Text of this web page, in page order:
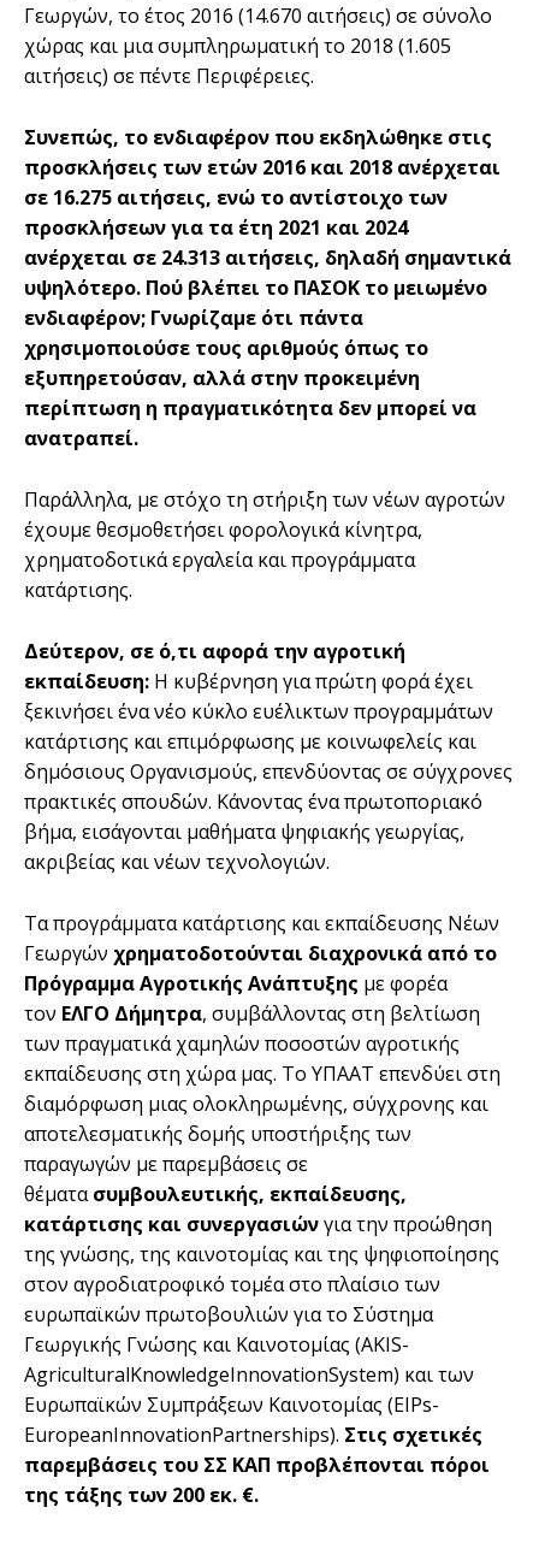
Γεωργών, το έτος 2016 (14.670 αιτήσεις) σε σύνολο
χώρας και μια συμπληρωματική το 2018 (1.605
αιτήσεις) σε πέντε Περιφέρειες.
Συνεπώς, το ενδιαφέρον που εκδηλώθηκε στις
προσκλήσεις των ετών 2016 και 2018 ανέρχεται
σε 16.275 αιτήσεις, ενώ το αντίστοιχο των
προσκλήσεων για τα έτη 2021 και 2024
ανέρχεται σε 24.313 αιτήσεις, δηλαδή σημαντικά
υψηλότερο. Πού βλέπει το ΠΑΣΟΚ το μειωμένο
ενδιαφέρον; Γνωρίζαμε ότι πάντα
χρησιμοποιούσε τους αριθμούς όπως το
εξυπηρετούσαν, αλλά στην προκειμένη
περίπτωση η πραγματικότητα δεν μπορεί να
ανατραπεί.
Παράλληλα, με στόχο τη στήριξη των νέων αγροτών
έχουμε θεσμοθετήσει φορολογικά κίνητρα,
χρηματοδοτικά εργαλεία και προγράμματα
κατάρτισης.
Δεύτερον, σε ό,τι αφορά την αγροτική
εκπαίδευση: Η κυβέρνηση για πρώτη φορά έχει
ξεκινήσει ένα νέο κύκλο ευέλικτων προγραμμάτων
κατάρτισης και επιμόρφωσης με κοινωφελείς και
δημόσιους Οργανισμούς, επενδύοντας σε σύγχρονες
πρακτικές σπουδών. Κάνοντας ένα πρωτοποριακό
βήμα, εισάγονται μαθήματα ψηφιακής γεωργίας,
ακριβείας και νέων τεχνολογιών.
Τα προγράμματα κατάρτισης και εκπαίδευσης Νέων
Γεωργών χρηματοδοτούνται διαχρονικά από το
Πρόγραμμα Αγροτικής Ανάπτυξης με φορέα
τον ΕΛΓΟ Δήμητρα, συμβάλλοντας στη βελτίωση
των πραγματικά χαμηλών ποσοστών αγροτικής
εκπαίδευσης στη χώρα μας. Το ΥΠΑΑΤ επενδύει στη
διαμόρφωση μιας ολοκληρωμένης, σύγχρονης και
αποτελεσματικής δομής υποστήριξης των
παραγωγών με παρεμβάσεις σε
θέματασυμβουλευτικής, εκπαίδευσης,
κατάρτισης και συνεργασιώνγια την προώθηση
της γνώσης, της καινοτομίας και της ψηφιοποίησης
στον αγροδιατροφικό τομέα στο πλαίσιο των
ευρωπαϊκών πρωτοβουλιών για το Σύστημα
Γεωργικής Γνώσης και Καινοτομίας (AKIS-
AgriculturalKnowledgeInnovationSystem) και των
Ευρωπαϊκών Συμπράξεων Καινοτομίας (EIPs-
EuropeanInnovationPartnerships). Στις σχετικές
παρεμβάσεις του ΣΣ ΚΑΠ προβλέπονται πόροι
της τάξης των 200 εκ. €.